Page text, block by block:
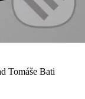
Tomáše Bati